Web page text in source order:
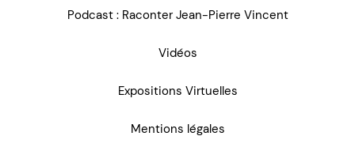
Podcast : Raconter Jean-Pierre Vincent
Vidéos
Expositions Virtuelles
Mentions légales